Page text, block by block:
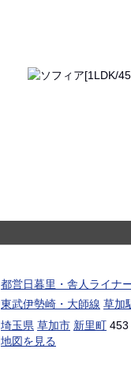
都営日暮里・舎人ライナ
東武伊勢崎・大師線 草加
埼玉県 草加市 新里町 453
地図を見る